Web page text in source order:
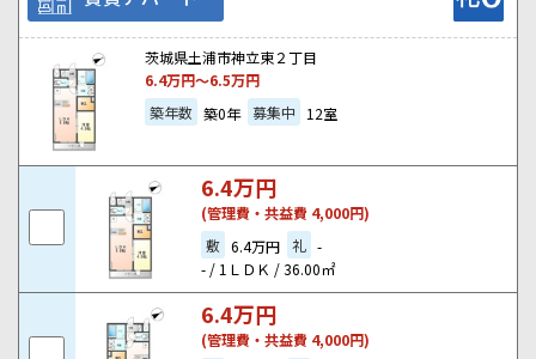
茨城県土浦市神立東２丁目
6.4万円～6.5万円
築年数 築0年 募集中 12室
6.4万円
(管理費・共益費 4,000円)
敷 6.4万円 礼 -
- / 1ＬＤＫ / 36.00㎡
6.4万円
(管理費・共益費 4,000円)